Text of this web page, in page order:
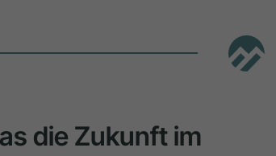
die Zukunft im